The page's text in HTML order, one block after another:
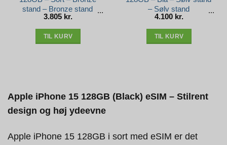
stand – Bronze stand
3.805 kr.
TIL KURV
– Sølv stand
4.100 kr.
TIL KURV
Apple iPhone 15 128GB (Black) eSIM – Stilrent
design og høj ydeevne
Apple iPhone 15 128GB i sort med eSIM er det